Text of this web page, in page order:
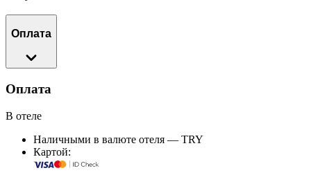
Оплата
Оплата
В отеле
Наличными в валюте отеля — TRY
Картой: